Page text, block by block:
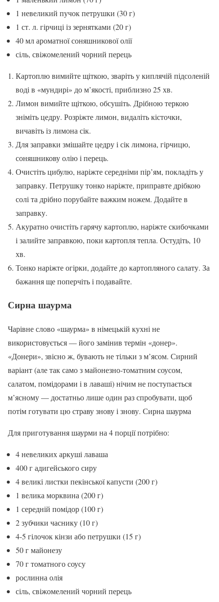
1 невеликий пучок петрушки (30 г)
1 ст. л. гірчиці із зернятками (20 г)
40 мл ароматної соняшникової олії
сіль, свіжомелений чорний перець
Картоплю вимийте щіткою, зваріть у киплячій підсоленій
воді в «мундирі» до м’якості, приблизно 25 хв.
Лимон вимийте щіткою, обсушіть. Дрібною теркою
зніміть цедру. Розріжте лимон, видаліть кісточки,
вичавіть із лимона сік.
Для заправки змішайте цедру і сік лимона, гірчицю,
соняшникову олію і перець.
Очистіть цибулю, наріжте середніми пір’ям, покладіть у
заправку. Петрушку тонко наріжте, приправте дрібкою
солі та дрібно порубайте важким ножем. Додайте в
заправку.
Акуратно очистіть гарячу картоплю, наріжте скибочками
і залийте заправкою, поки картопля тепла. Остудіть, 10
хв.
Тонко наріжте огірки, додайте до картопляного салату. За
бажання ще поперчіть і подавайте.
Сирна шаурма
Чарівне слово «шаурма» в німецькій кухні не
використовується — його замінив термін «донер».
«Донери», звісно ж, бувають не тільки з м’ясом. Сирний
варіант (але так само з майонезно-томатним соусом,
салатом, помідорами і в лаваші) нічим не поступається
м’ясному — достатньо лише один раз спробувати, щоб
потім готувати цю страву знову і знову. Сирна шаурма
Для приготування шаурми на 4 порції потрібно:
4 невеликих аркуші лаваша
400 г адигейського сиру
4 великі листки пекінської капусти (200 г)
1 велика морквина (200 г)
1 середній помідор (100 г)
2 зубчики часнику (10 г)
4-5 гілочок кінзи або петрушки (15 г)
50 г майонезу
70 г томатного соусу
рослинна олія
сіль, свіжомелений чорний перець